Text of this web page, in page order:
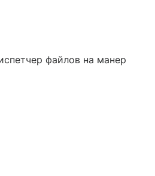
файлов на манер